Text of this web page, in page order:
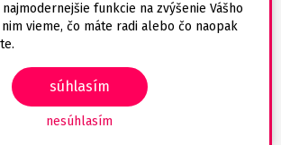
funkcie na zvýšenie Vášho
vieme, čo máte radi alebo čo naopak
nesúhlasím
súhlasím
© 2026 Tlaciarik.sk